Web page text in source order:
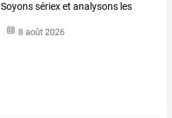
Soyonssériexet analysons les
8 août 2026